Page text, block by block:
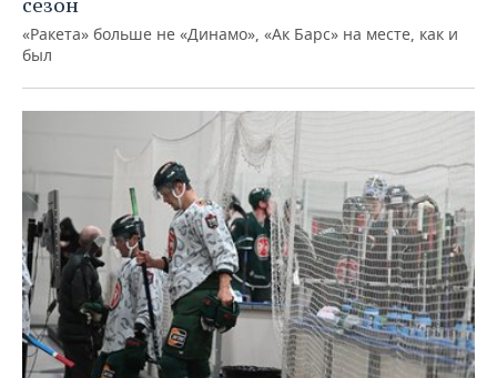
сезон
«Ракета» больше не «Динамо», «Ак Барс» на месте, как и
был